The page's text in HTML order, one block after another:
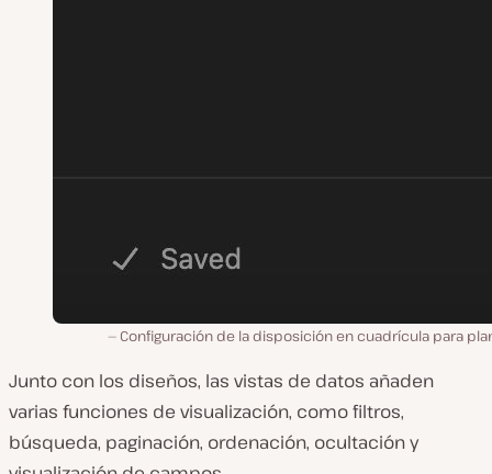
Configuración de la disposición en cuadrícula para
Junto con los diseños, las vistas de datos añaden
varias funciones de visualización, como filtros,
búsqueda, paginación, ordenación, ocultación y